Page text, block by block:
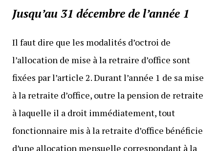
Jusqu’au 31 décembre de l’année 1
Il faut dire que les modalités d’octroi de
l’allocation de mise à la retraire d’office sont
fixées par l’article 2. Durant l’année 1 de sa mise
à la retraite d’office, outre la pension de retraite
à laquelle il a droit immédiatement, tout
fonctionnaire mis à la retraite d’office bénéficie
d’une allocation mensuelle correspondant à la